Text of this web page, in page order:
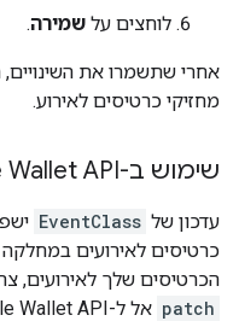
לוחצים על שמירה.
אחרי שתשמרו את
מחזיקי כרטיסים לאירוע.
שימוש ב-Google Wallet API
עדכון של EventClass
כרטיסים לאירועים במחלקה
הכרטיסים שלך לאירועים,
patch אל ל-Google Wallet API באחת מנקודות הקצה הבאות.